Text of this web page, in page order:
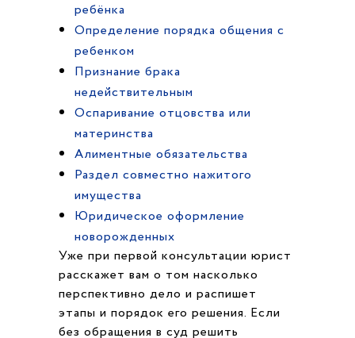
ребёнка
Определение порядка общения с
ребенком
Признание брака
недействительным
Оспаривание отцовства или
материнства
Алиментные обязательства
Раздел совместно нажитого
имущества
Юридическое оформление
новорожденных
Уже при первой консультации юрист
расскажет вам о том насколько
перспективно дело и распишет
этапы и порядок его решения. Если
без обращения в суд решить